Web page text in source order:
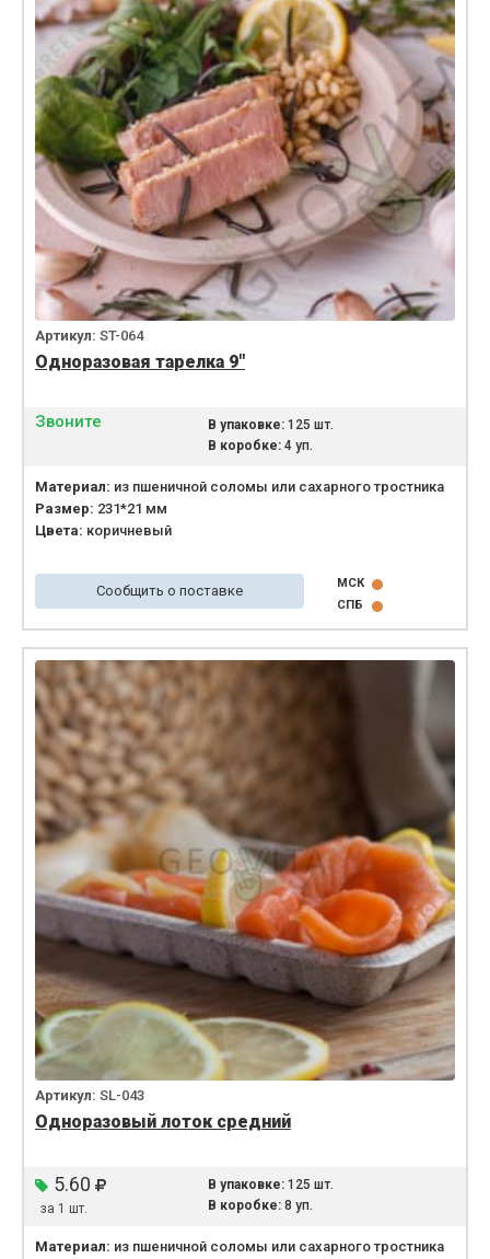
Артикул: ST-064
Одноразовая тарелка 9″
Звоните В упаковке:125 шт.
В коробке:4 уп.
Материал: из пшеничной соломы или сахарного тростника
Размер: 231*21 мм
Цвета: коричневый
Сообщить о поставке
МСК
СПБ
Артикул: SL-043
Одноразовый лоток средний
5.60
за 1 шт.
В упаковке:125 шт.
В коробке:8 уп.
Материал: из пшеничной соломы или сахарного тростника